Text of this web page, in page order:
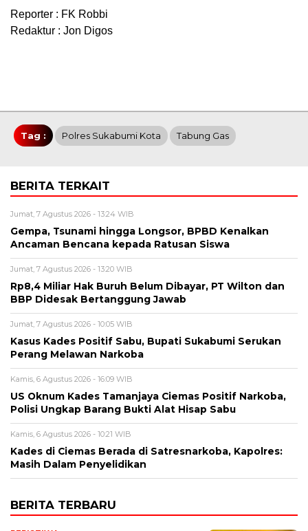
Reporter : FK Robbi
Redaktur : Jon Digos
Tag : Polres Sukabumi Kota Tabung Gas
BERITA TERKAIT
Jumat, 7 Agustus 2026 - 13:24 WIB
Gempa, Tsunami hingga Longsor, BPBD Kenalkan
Ancaman Bencana kepada Ratusan Siswa
Jumat, 7 Agustus 2026 - 13:20 WIB
Rp8,4 Miliar Hak Buruh Belum Dibayar, PT Wilton dan
BBP Didesak Bertanggung Jawab
Jumat, 7 Agustus 2026 - 10:05 WIB
Kasus Kades Positif Sabu, Bupati Sukabumi Serukan
Perang Melawan Narkoba
Kamis, 6 Agustus 2026 - 16:09 WIB
US Oknum Kades Tamanjaya Ciemas Positif Narkoba,
Polisi Ungkap Barang Bukti Alat Hisap Sabu
Kamis, 6 Agustus 2026 - 10:21 WIB
Kades di Ciemas Berada di Satresnarkoba, Kapolres:
Masih Dalam Penyelidikan
BERITA TERBARU